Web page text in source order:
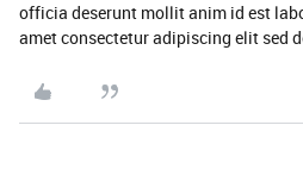
officia deserunt mollit anim id est
amet consectetur adipiscing elit sed